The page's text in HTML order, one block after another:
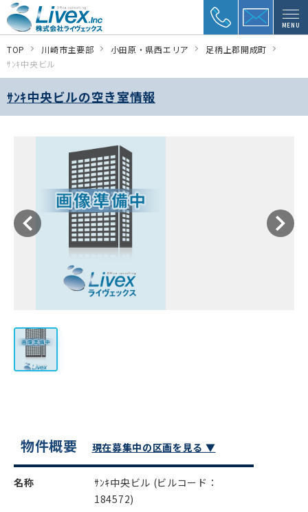
MENU
TOP 川崎市主要部 小田原・県西エリア
足柄上郡開成町
ｻﾝｷ中央ビル
ｻﾝｷ中央ビルの空き室情報
物件概要 現在募集中の区画を見る ▼
名称 ｻﾝｷ中央ビル (ビルコード：
184572)